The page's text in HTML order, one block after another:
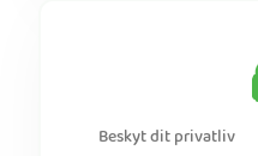
Beskyt dit privatliv